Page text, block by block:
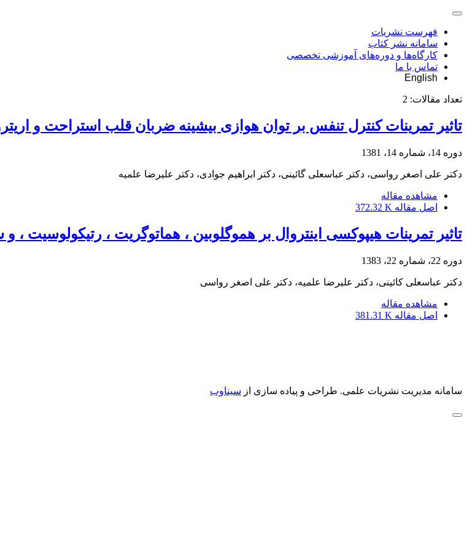
فهرست نشریات
سامانه نشر کتاب
کارگاه‌ها و دوره‌های آموزشی تخصصی
تماس با ما
English
تعداد مقالات: 2
تاثیر تمرینات کنترل تنفس بر توان هوازی بیشینه ضربان قلب استراحت و
دوره 14، شماره 14، 1381
دکتر علی اصغر رواسی، دکتر عباسعلی گائینی، دکتر ابراهیم جوادی، دکتر علیرضا علمیه
مشاهده مقاله
اصل مقاله 372.32 K
تاثیر تمرینات هیپوکسی اینتروال بر هموگلوبین ، هماتوگریت ،
دوره 22، شماره 22، 1383
دکتر عباسعلی کائینی، دکتر علیرضا علمیه، دکتر علی اصغر رواسی
مشاهده مقاله
اصل مقاله 381.31 K
سامانه مدیریت نشریات علمی. طراحی و پیاده سازی از سیناوب